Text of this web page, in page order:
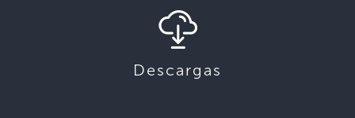
Descargas